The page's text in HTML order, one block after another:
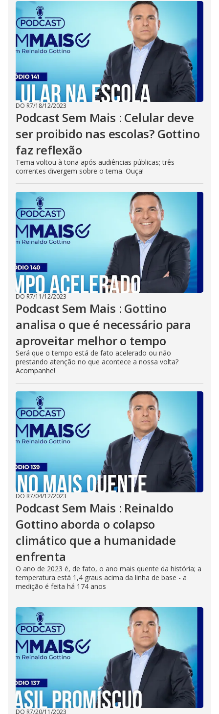
DO R7/18/12/2023
Podcast Sem Mais : Celular deve
ser proibido nas escolas? Gottino
faz reflexão
Tema voltou à tona após audiências públicas; três
correntes divergem sobre o tema. Ouça!
DO R7/11/12/2023
Podcast Sem Mais : Gottino
analisa o que é necessário para
aproveitar melhor o tempo
Será que o tempo está de fato acelerado ou não
prestando atenção no que acontece a nossa volta?
Acompanhe!
DO R7/04/12/2023
Podcast Sem Mais : Reinaldo
Gottino aborda o colapso
climático que a humanidade
enfrenta
O ano de 2023 é, de fato, o ano mais quente da história; a
temperatura está 1,4 graus acima da linha de base - a
medição é feita há 174 anos
DO R7/20/11/2023